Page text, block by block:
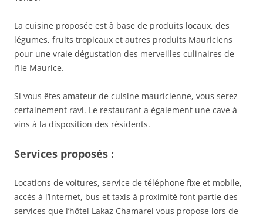
La cuisine proposée est à base de produits locaux, des
légumes, fruits tropicaux et autres produits Mauriciens
pour une vraie dégustation des merveilles culinaires de
l’Ile Maurice.
Si vous êtes amateur de cuisine mauricienne, vous serez
certainement ravi. Le restaurant a également une cave à
vins à la disposition des résidents.
Services proposés :
Locations de voitures, service de téléphone fixe et mobile,
accès à l’internet, bus et taxis à proximité font partie des
services que l’hôtel Lakaz Chamarel vous propose lors de